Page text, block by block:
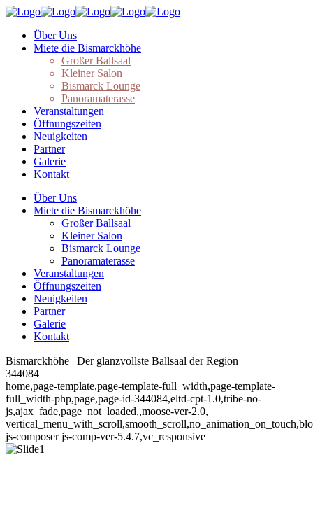
Über Uns
Miete die Bismarckhöhe
Großer Ballsaal
Kleiner Salon
Bismarck Lounge
Panoramaterasse
Veranstaltungen
Öffnungszeiten
Neuigkeiten
Partner
Galerie
Kontakt
Über Uns
Miete die Bismarckhöhe
Großer Ballsaal
Kleiner Salon
Bismarck Lounge
Panoramaterasse
Veranstaltungen
Öffnungszeiten
Neuigkeiten
Partner
Galerie
Kontakt
Bismarckhöhe | Der glanzvollste Ballsaal der Region
344084
home,page-template,page-template-full_width,page-template-
full_width-php,page,page-id-344084,eltd-cpt-1.0,tribe-no-
js,ajax_fade,page_not_loaded,,moose-ver-2.0,
js-composer js-comp-ver-5.4.7,vc_responsive